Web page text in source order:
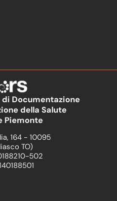
Documentazione
della Salute
Piemonte
164 - 10095
TO)
502